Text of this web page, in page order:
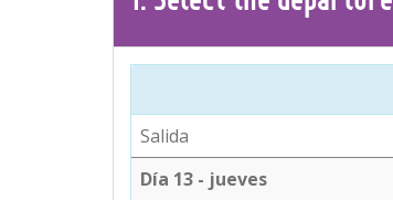
Salida
Día 13 - jueves